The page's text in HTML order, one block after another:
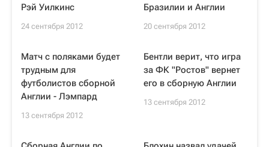
Рэй Уилкинс
24 сентября 2012
Бразилии и Англии
20 сентября 2012
Матч с поляками будет
трудным для
футболистов сборной
Англии - Лэмпард
13 сентября 2012
Бентли верит, что игра
за ФК "Ростов" вернет
его в сборную Англии
13 сентября 2012